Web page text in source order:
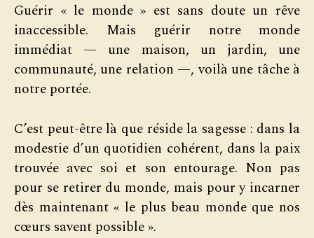
Guérir « le monde » est sans doute un rêve
inaccessible. Mais guérir notre monde
immédiat — une maison, un jardin, une
communauté, une relation —, voilà une tâche à
notre portée.
C’est peut-être là que réside la sagesse : dans la
modestie d’un quotidien cohérent, dans la paix
trouvée avec soi et son entourage. Non pas
pour se retirer du monde, mais pour y incarner
dès maintenant « le plus beau monde que nos
cœurs savent possible ».